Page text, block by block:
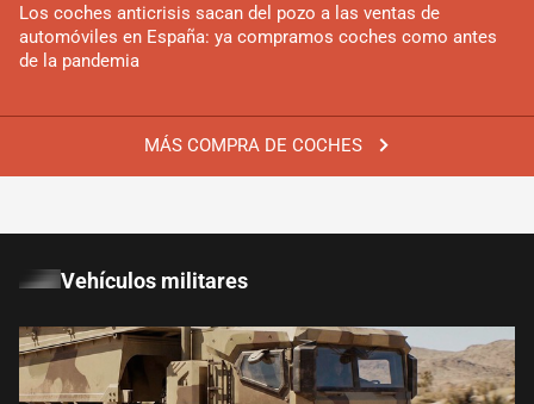
MÁS COMPRA DE COCHES
Los coches anticrisis sacan del pozo a las ventas de
automóviles en España: ya compramos coches como antes
de la pandemia
Vehículos militares